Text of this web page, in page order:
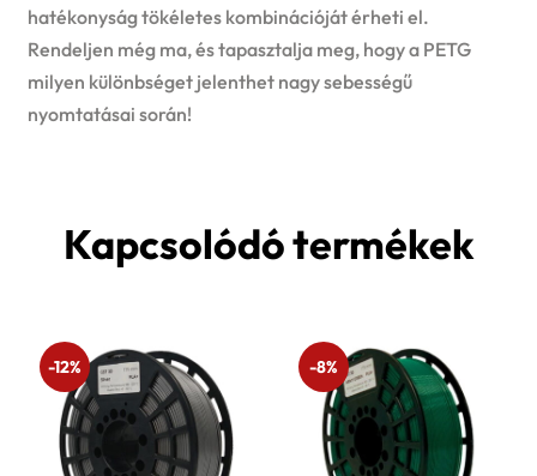
hatékonyság tökéletes kombinációját érheti el.
Rendeljen még ma, és tapasztalja meg, hogy a PETG
milyen különbséget jelenthet nagy sebességű
nyomtatásai során!
Kapcsolódó termékek
-12% -8%